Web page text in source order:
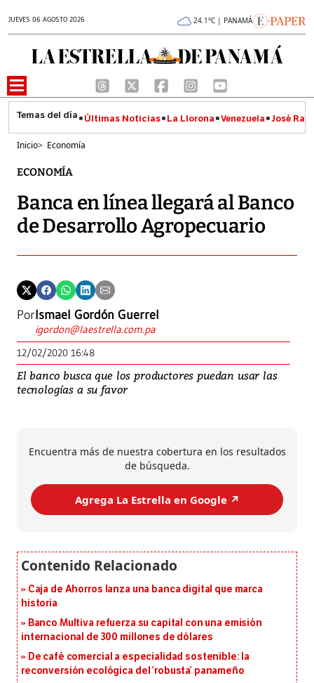
JUEVES 06 AGOSTO 2026 24.1°C | PANAMÁ
Últimas Noticias La Llorona Venezuela José
Inicio> Economía
ECONOMÍA
Banca en línea llegará al Banco
de Desarrollo Agropecuario
PorIsmael Gordón Guerrel
igordon@laestrella.com.pa
12/02/2020 16:48
El banco busca que los productores puedan usar las
tecnologías a su favor
Encuentra más de nuestra cobertura en los resultados
de búsqueda.
Agrega La Estrella en Google ↗️
Caja de Ahorros lanza una banca digital que marca
historia
Banco Multiva refuerza su capital con una emisión
internacional de 300 millones de dólares
De café comercial a especialidad sostenible: la
reconversión ecológica del ‘robusta’ panameño